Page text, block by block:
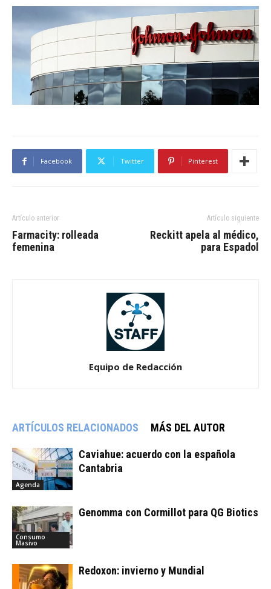
Facebook Twitter Pinterest
Artículo anterior
Farmacity: rolleada
femenina
Artículo siguiente
Reckitt apela al médico,
para Espadol
Equipo de Redacción
ARTÍCULOS RELACIONADOS MÁS DEL AUTOR
Agenda
Caviahue: acuerdo con la española
Cantabria
Consumo
Masivo
Genomma con Cormillot para QG Biotics
Redoxon: invierno y Mundial